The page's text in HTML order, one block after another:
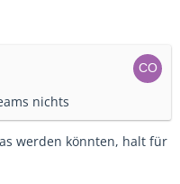
nichts
werden könnten, halt für